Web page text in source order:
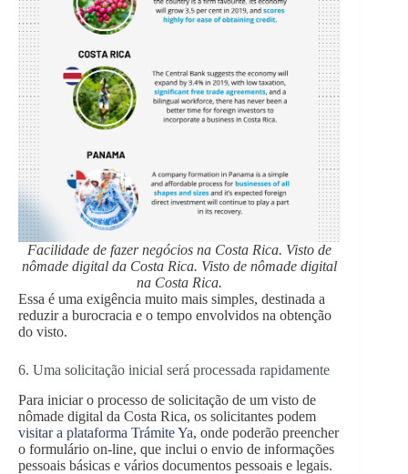
Facilidade de fazer negócios na Costa Rica. Visto de
nômade digital da Costa Rica. Visto de nômade digital
na Costa Rica.
Essa é uma exigência muito mais simples, destinada a
reduzir a burocracia e o tempo envolvidos na obtenção
do visto.
6. Uma solicitação inicial será processada rapidamente
Para iniciar o processo de solicitação de um visto de
nômade digital da Costa Rica, os solicitantes podem
visitar a plataforma Trámite Ya, onde poderão preencher
o formulário on-line, que inclui o envio de informações
pessoais básicas e vários documentos pessoais e legais.